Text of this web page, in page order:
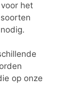
het
op onze